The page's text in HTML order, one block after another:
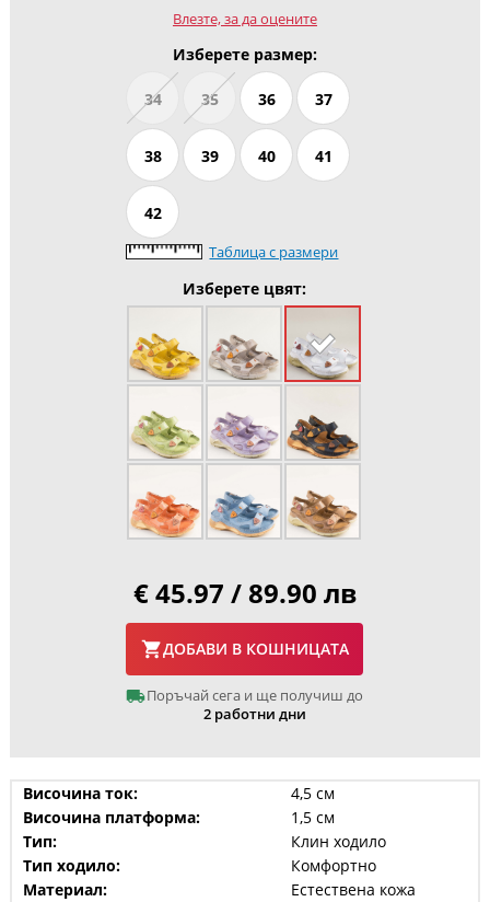
Влезте, за да оцените
Изберете размер:
34 35 36 37
38 39 40 41
42
Таблица с размери
Изберете цвят:
€ 45.97 / 89.90 лв
ДОБАВИ В КОШНИЦАТА
Поръчай сега и ще получиш до
2 работни дни
Височина ток:
4,5 см
Височина платформа:
1,5 см
Тип:
Клин ходило
Тип ходило:
Комфортно
Материал:
Естествена кожа